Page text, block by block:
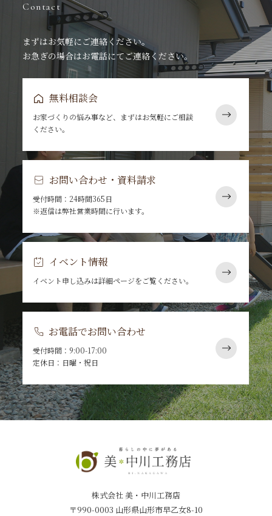
Contact
まずはお気軽にご連絡ください。
お急ぎの場合はお電話にてご連絡ください。
無料相談会
お家づくりの悩み事など、まずはお気軽にご相談
ください。
お問い合わせ・資料請求
受付時間：24時間365日
※返信は弊社営業時間に行います。
イベント情報
イベント申し込みは詳細ページをご覧ください。
お電話でお問い合わせ
受付時間：9:00-17:00
定休日：日曜・祝日
株式会社 美・中川工務店
〒990-0003 山形県山形市早乙女8-10